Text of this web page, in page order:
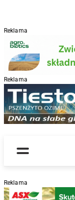
Reklama
Reklama
Menu
Reklama